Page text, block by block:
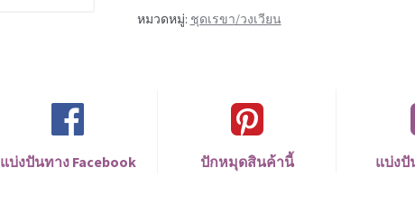
หมวดหมู่: ชุดเรขา/วงเวียน
แบ่งปันทาง Facebook ปักหมุดสินค้านี้ แบ่งปั